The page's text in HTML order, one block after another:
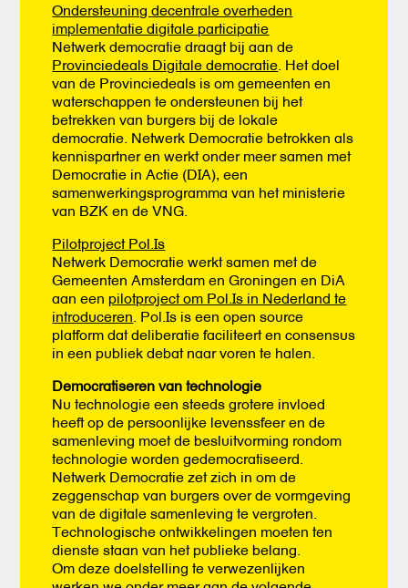
Ondersteuning decentrale overheden
implementatie digitale participatie
Netwerk democratie draagt bij aan de
Provinciedeals Digitale democratie. Het doel
van de Provinciedeals is om gemeenten en
waterschappen te ondersteunen bij het
betrekken van burgers bij de lokale
democratie. Netwerk Democratie betrokken als
kennispartner en werkt onder meer samen met
Democratie in Actie (DIA), een
samenwerkingsprogramma van het ministerie
van BZK en de VNG.
Pilotproject Pol.Is
Netwerk Democratie werkt samen met de
Gemeenten Amsterdam en Groningen en DiA
aan een pilotproject om Pol.Is in Nederland te
introduceren. Pol.Is is een open source
platform dat deliberatie faciliteert en consensus
in een publiek debat naar voren te halen.
Democratiseren van technologie
Nu technologie een steeds grotere invloed
heeft op de persoonlijke levenssfeer en de
samenleving moet de besluitvorming rondom
technologie worden gedemocratiseerd.
Netwerk Democratie zet zich in om de
zeggenschap van burgers over de vormgeving
van de digitale samenleving te vergroten.
Technologische ontwikkelingen moeten ten
dienste staan van het publieke belang.
Om deze doelstelling te verwezenlijken